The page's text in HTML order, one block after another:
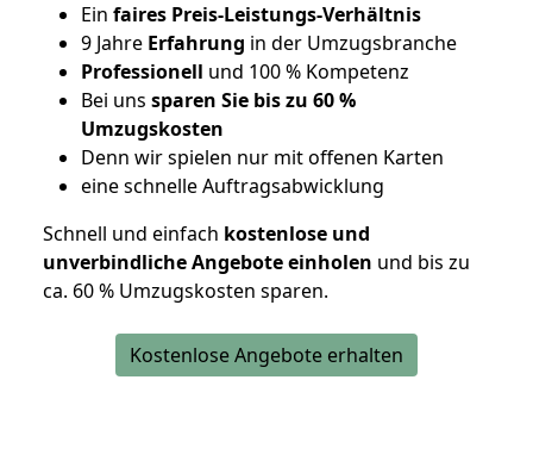
Ein faires Preis-Leistungs-Verhältnis
9 Jahre Erfahrung in der Umzugsbranche
Professionell und 100 % Kompetenz
Bei uns sparen Sie bis zu 60 %
Umzugskosten
Denn wir spielen nur mit offenen Karten
eine schnelle Auftragsabwicklung
Schnell und einfach kostenlose und
unverbindliche Angebote einholen und bis zu
ca. 60 % Umzugskosten sparen.
Kostenlose Angebote erhalten